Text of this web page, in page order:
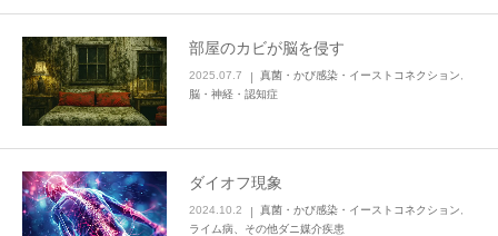
部屋のカビが脳を侵す
2025.07.7 真菌・かび感染・イーストコネクション
脳・神経・認知症
ダイオフ現象
2024.10.2 真菌・かび感染・イーストコネクション
ライム病、その他ダニ媒介疾患